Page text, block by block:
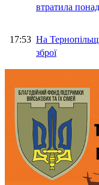
втратила
17:53 На
зброї